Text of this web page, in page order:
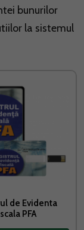
bunurilor
la sistemul
de Evidenta
PFA